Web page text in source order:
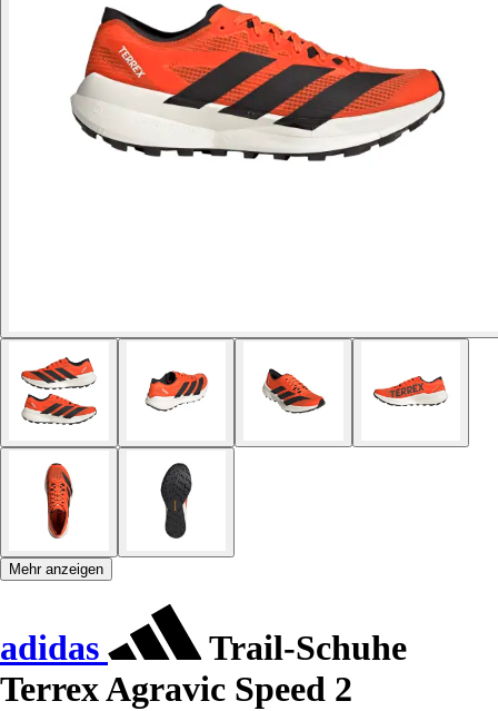
Mehr anzeigen
adidas
Trail-Schuhe
Terrex Agravic Speed 2